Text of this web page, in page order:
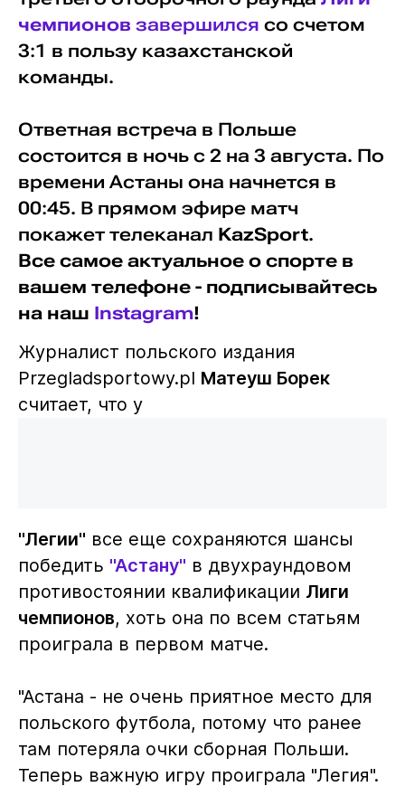
чемпионов завершился со счетом
3:1 в пользу казахстанской
команды.
Ответная встреча в Польше
состоится в ночь с 2 на 3 августа. По
времени Астаны она начнется в
00:45. В прямом эфире матч
покажет телеканал KazSport.
Все самое актуальное о спорте в
вашем телефоне - подписывайтесь
на наш Instagram!
Журналист польского издания
Przegladsportowy.pl Матеуш Борек
считает, что у
"Легии" все еще сохраняются шансы
победить "Астану" в двухраундовом
противостоянии квалификации Лиги
чемпионов, хоть она по всем статьям
проиграла в первом матче.
"Астана - не очень приятное место для
польского футбола, потому что ранее
там потеряла очки сборная Польши.
Теперь важную игру проиграла "Легия".